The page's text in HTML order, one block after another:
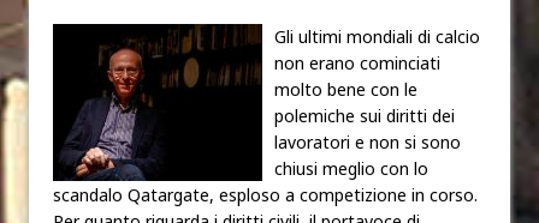
Gli ultimi mondiali di calcio
non erano cominciati
molto bene con le
polemiche sui diritti dei
lavoratori e non si sono
chiusi meglio con lo
scandalo Qatargate, esploso a competizione in corso.